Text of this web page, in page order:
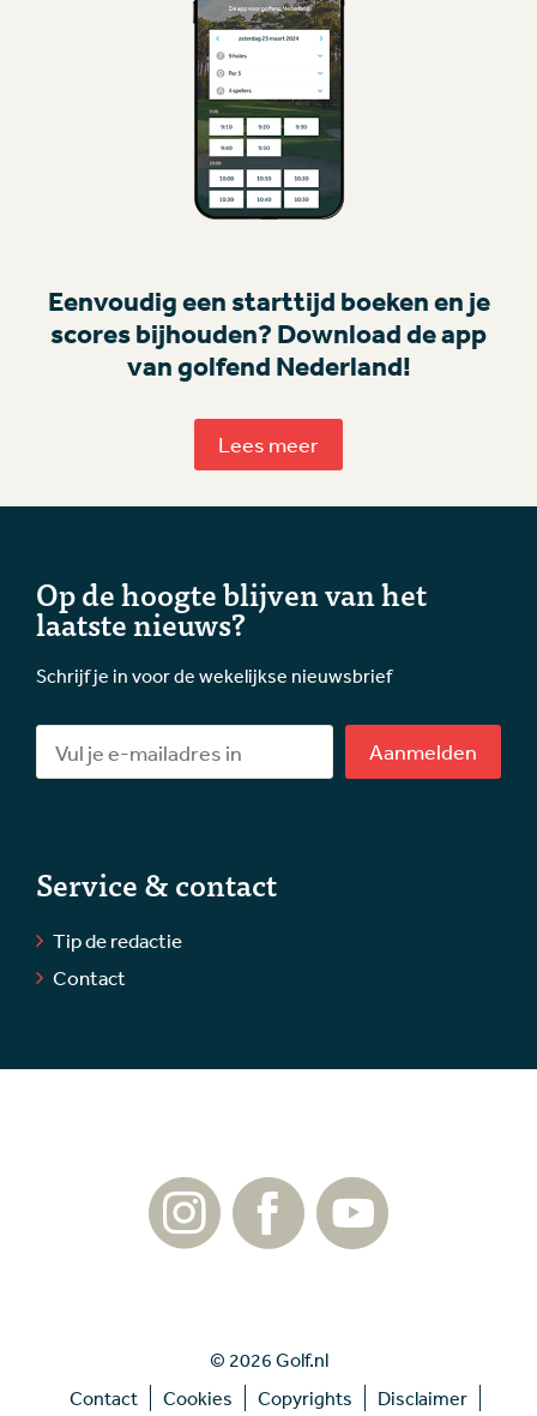
Eenvoudig een starttijd boeken en je
scores bijhouden? Download de app
van golfend Nederland!
Lees meer
Op de hoogte blijven van het
laatste nieuws?
Schrijf je in voor de wekelijkse nieuwsbrief
Aanmelden
Service & contact
Tip de redactie
Contact
© 2026 Golf.nl
Contact
Cookies Copyrights
Disclaimer